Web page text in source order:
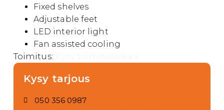
Fixed shelves
Adjustable feet
LED interior light
Fan assisted cooling
Toimitus:
Kysy tarjous
050 356 0987